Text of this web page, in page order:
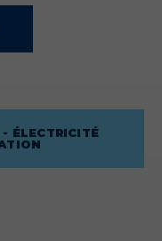
ÉLECTRICITÉ